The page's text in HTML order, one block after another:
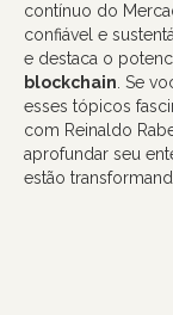
contínuo do
confiável e
e destaca o
blockchain . Se
esses tópicos
com Reinaldo
aprofundar seu
estão